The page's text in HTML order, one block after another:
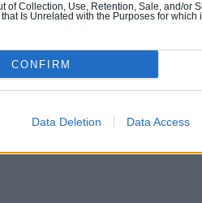
of Collection, Use, Retention, Sale, and/or
Is Unrelated with the Purposes for which
CONFIRM
Data Deletion Data Access